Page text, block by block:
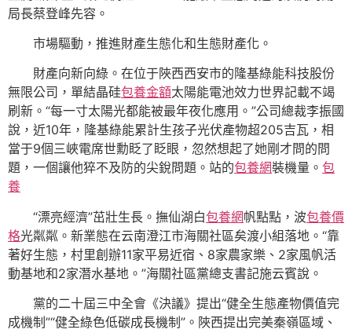
局長蔡登峰先容。
市場驅動，推進財產生態化和生態財產化。
財產向新向綠。在位于陜西西安市的隆基綠能科技股份
無限公司，單結晶硅包養金額太陽能電池效力世界記載不竭
刷新。“每一寸太陽光都能被最年夜化應用。”公司總裁李振國
說，近10年，隆基綠能累計生孩子光伏產物超205吉瓦，相
當于9個三峽電席世勳眨了眨眼，忽然想起了她剛才問的問
題，一個讓他猝不及防的尖銳問題。站的包養網裝機量。 包
養
“漂亮經濟”茁壯生長。撫仙湖白包養網帆點點，波包養價
格光粼粼。新業態在云南澄江市海關社區矣渡小組落地。“靠
著好生態，村里創辦11家平易近宿、8家農家樂、2家風帆活
動基地和2家潛水基地。”海關社區黨總支書記施云賓說。
黨的二十屆三中全會《決議》提出“健全生態產物價值完
成機制”“健全綠色低碳成長機制”。陜西提出完美秦嶺區域、